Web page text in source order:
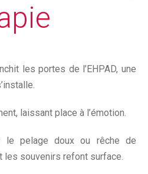
les portes de l’EHPAD, une
laissant place à l’émotion.
le pelage doux ou rêche de
les souvenirs refont surface.